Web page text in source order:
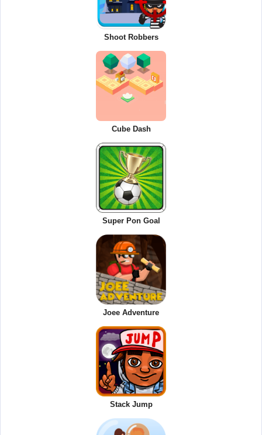
Shoot Robbers
Cube Dash
Super Pon Goal
Joee Adventure
Stack Jump